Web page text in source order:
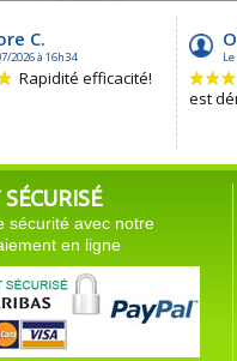
sécurité avec notre
en ligne